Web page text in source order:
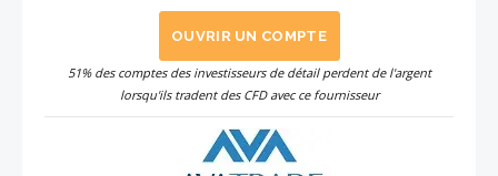
OUVRIR UN COMPTE
51% des comptes des investisseurs de détail perdent de l'argent
lorsqu'ils tradent des CFD avec ce fournisseur